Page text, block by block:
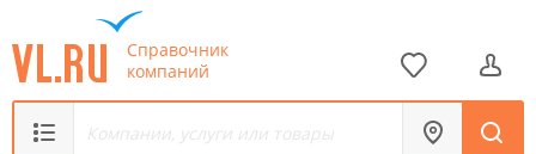
Справочник
компаний